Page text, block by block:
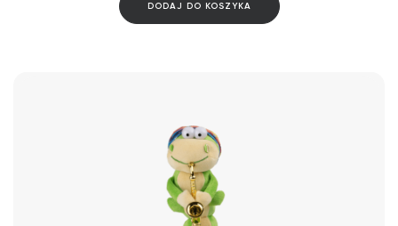
DODAJ DO KOSZYKA